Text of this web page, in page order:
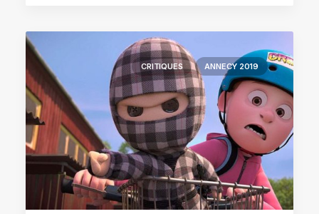
CRITIQUES ANNECY 2019